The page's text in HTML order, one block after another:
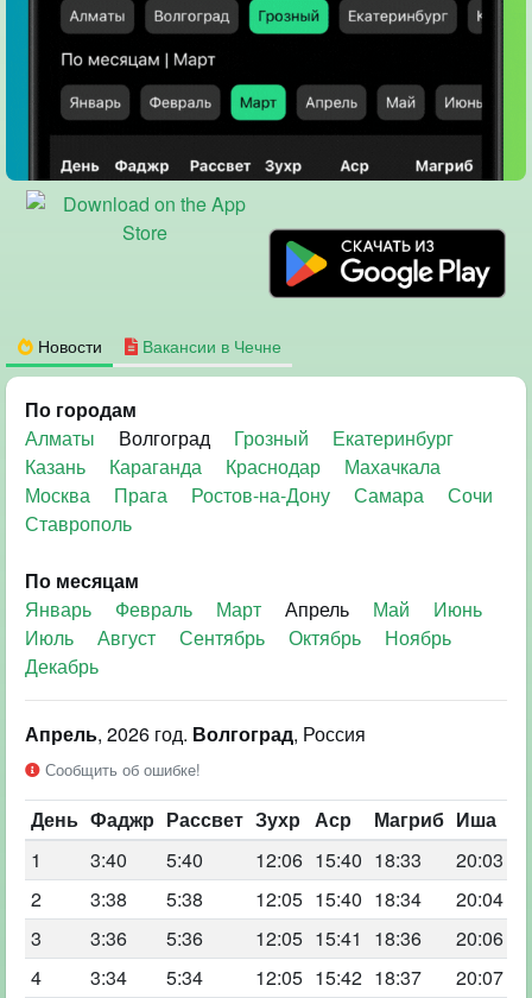
Новости Вакансии в Чечне
По городам
Алматы
Волгоград Грозный
Екатеринбург
Казань
Караганда Краснодар
Махачкала
Москва
Прага Ростов-на-Дону Самара
Сочи
Ставрополь
По месяцам
Январь
Февраль Март Апрель Май
Июнь
Июль
Август Сентябрь Октябрь
Ноябрь
Декабрь
Апрель, 2026 год. Волгоград, Россия
Сообщить об ошибке!
День Фаджр Рассвет Зухр Аср Магриб Иша
1
3:40 5:40 12:06 15:40 18:33
20:03
2
3:38 5:38 12:05 15:40 18:34
20:04
3
3:36 5:36 12:05 15:41 18:36
20:06
4
3:34 5:34 12:05 15:42 18:37
20:07